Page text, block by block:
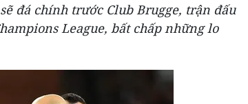
đá chính trước Club Brugge, trận đấu
League, bất chấp những lo